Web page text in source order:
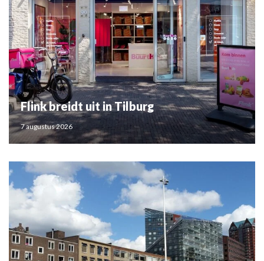
Flink breidt uit in Tilburg
7 augustus 2026